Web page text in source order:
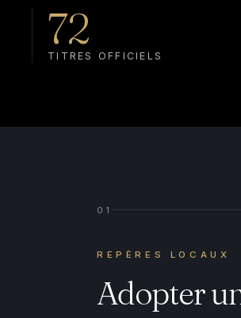
72
TITRES OFFICIELS
01
REPÈRES LOCAUX
Adopter